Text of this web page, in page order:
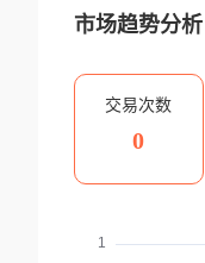
市场趋势分析
交易次数
0